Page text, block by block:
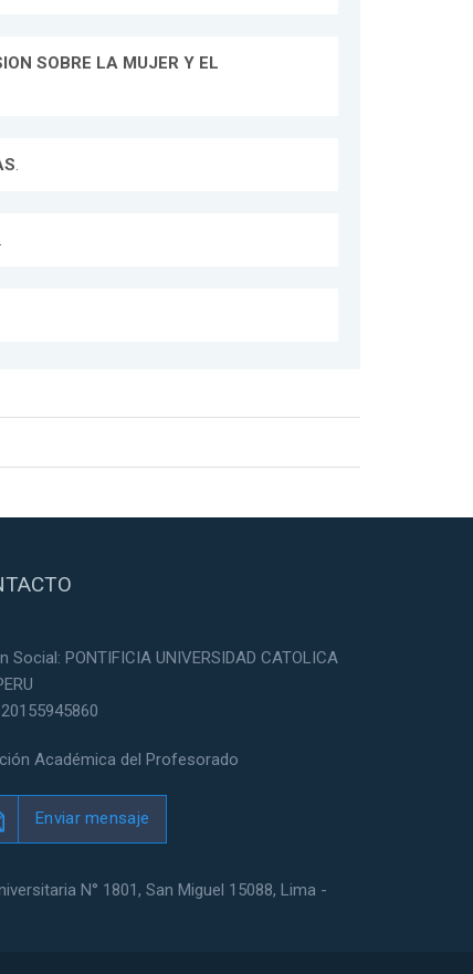
SOBRE LA MUJER Y EL
.
.
Social: PONTIFICIA UNIVERSIDAD CATOLICA
20155945860
Académica del Profesorado
Enviar mensaje
N° 1801, San Miguel 15088, Lima -